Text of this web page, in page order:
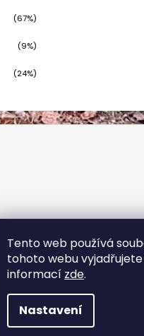
Tento web používá
tohoto webu
informací zde.
Nastavení
MOSTĚ.
MOST. VÍCE
(67%)
(9%)
(24%)
Všechna práva vyhrazena.